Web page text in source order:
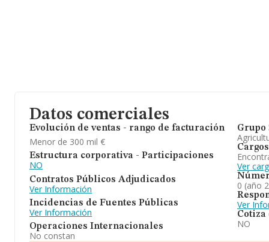
Datos comerciales
Evolución de ventas - rango de facturación
Menor de 300 mil €
Estructura corporativa - Participaciones
NO
Contratos Públicos Adjudicados
Ver Información
Incidencias de Fuentes Públicas
Ver Información
Operaciones Internacionales
No constan
Grupo
Cargos
Ver
0 (año
Ver
Cotiza
NO